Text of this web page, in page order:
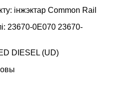
інжэктар Common Rail
23670-0E070 23670-
DIESEL (UD)